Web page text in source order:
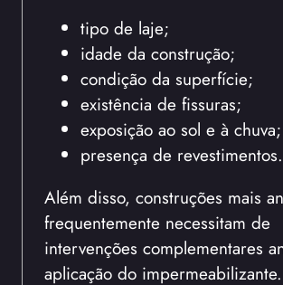
tipo de laje;
idade da construção;
condição da superfície;
existência de fissuras;
exposição ao sol e à chuva;
presença de revestimentos.
Além disso, construções mais
frequentemente necessitam de
intervenções complementares
aplicação do impermeabilizante.